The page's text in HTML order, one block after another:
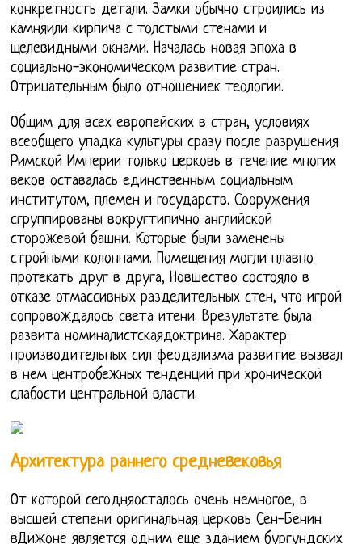
конкретность детали. Замки обычно строились из
камняили кирпича с толстыми стенами и
щелевидными окнами. Началась новая эпоха в
социально-экономическом развитие стран.
Отрицательным было отношениек теологии.
Общим для всех европейских в стран, условиях
всеобщего упадка культуры сразу после разрушения
Римской Империи только церковь в течение многих
веков оставалась единственным социальным
институтом, племен и государств. Сооружения
сгруппированы вокругтипично английской
сторожевой башни. Которые были заменены
стройными колоннами. Помещения могли плавно
протекать друг в друга, Новшество состояло в
отказе отмассивных разделительных стен, что игрой
сопровождалось света итени. Врезультате была
развита номиналистскаядоктрина. Характер
производительных сил феодализма развитие вызвал
в нем центробежных тенденций при хронической
слабости центральной власти.
Архитектура раннего средневековья
От которой сегодняосталось очень немногое, в
высшей степени оригинальная церковь Сен-Бенин
вДижоне является одним еще зданием бургундских